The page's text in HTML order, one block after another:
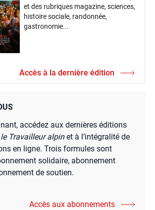
et des rubriques magazine, sciences,
histoire sociale, randonnée,
gastronomie...
Accès à la dernière édition
accédez aux dernières éditions
le Travailleur alpinet à l’intégralité de
en ligne. Trois formules sont
solidaire, abonnement
de soutien.
Accès aux abonnements